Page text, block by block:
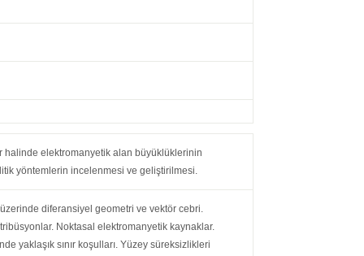
halinde elektromanyetik alan büyüklüklerinin
yöntemlerin incelenmesi ve geliştirilmesi.
diferansiyel geometri ve vektör cebri.
Noktasal elektromanyetik kaynaklar.
yaklaşık sınır koşulları. Yüzey süreksizlikleri